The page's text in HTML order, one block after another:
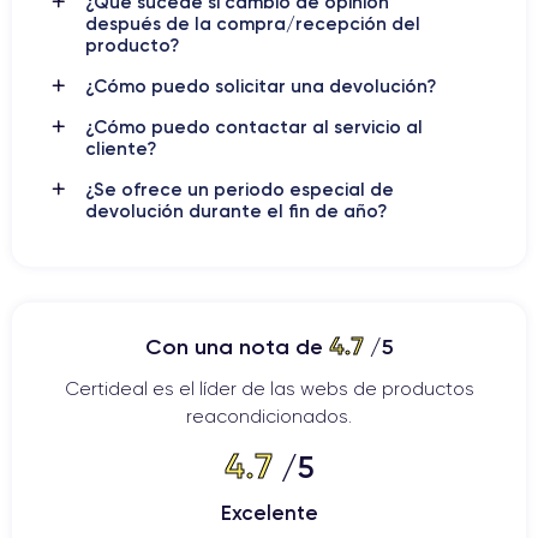
inmersiva.
smartphone, descubre laficha técnica del iPhone XS Max.
Características físicas del iPhone XS
Practicidad del iPhone XS Max
, mientras que sus dimensiones son de
pantalla Super Retina OLED de 6,5
después de la compra/recepción del
producto?
¿Cómo puedo solicitar una devolución?
¿Cómo puedo contactar al servicio al
cliente?
¿Se ofrece un periodo especial de
devolución durante el fin de año?
Con una nota de 4.7/5
Certideal es el líder de las webs de productos
reacondicionados.
4.7/5
Excelente